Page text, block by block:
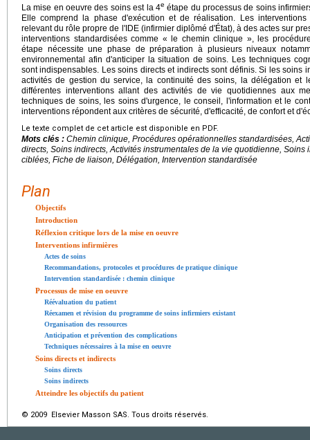
La mise en oeuvre des soins est la 4e étape du processus de soins
Elle comprend la phase d'exécution et de réalisation. Les
relevant du rôle propre de l'IDE (infirmier diplômé d'État), à des actes sur
interventions standardisées comme « le chemin clinique », les
étape nécessite une phase de préparation à plusieurs niveaux
environnemental afin d'anticiper la situation de soins. Les techniques
sont indispensables. Les soins directs et indirects sont définis. Si les soins
activités de gestion du service, la continuité des soins, la délégation et
différentes interventions allant des activités de vie quotidiennes aux
techniques de soins, les soins d'urgence, le conseil, l'information et le
interventions répondent aux critères de sécurité, d'efficacité, de confort et
Le texte complet de cet article est disponible en PDF.
Mots clés : Chemin clinique, Procédures opérationnelles standardisées,
directs, Soins indirects, Activités instrumentales de la vie quotidienne, Soins
ciblées, Fiche de liaison, Délégation, Intervention standardisée
Plan
Objectifs
Introduction
Réflexion critique lors de la mise en oeuvre
Interventions infirmières
Actes de soins
Recommandations, protocoles et procédures de pratique clinique
Intervention standardisée : chemin clinique
Processus de mise en oeuvre
Réévaluation du patient
Réexamen et révision du programme de soins infirmiers existant
Organisation des ressources
Anticipation et prévention des complications
Techniques nécessaires à la mise en oeuvre
Soins directs et indirects
Soins directs
Soins indirects
Atteindre les objectifs du patient
© 2009 Elsevier Masson SAS. Tous droits réservés.